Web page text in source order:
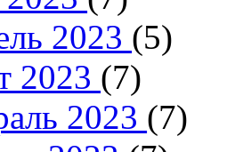
2023 (5)
2023 (7)
2023 (7)